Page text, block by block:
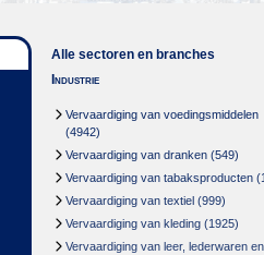
Alle sectoren en branches
Industrie
Vervaardiging van voedingsmiddelen
(4942)
Vervaardiging van dranken (549)
Vervaardiging van tabaksproducten
Vervaardiging van textiel (999)
Vervaardiging van kleding (1925)
Vervaardiging van leer, lederwaren en